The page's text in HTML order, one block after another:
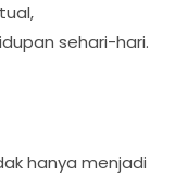
sehari-hari.
hanya menjadi